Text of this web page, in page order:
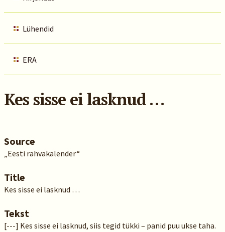
Lühendid
ERA
Kes sisse ei lasknud …
Source
„Eesti rahvakalender“
Title
Kes sisse ei lasknud …
Tekst
[---] Kes sisse ei lasknud, siis tegid tükki – panid puu ukse taha.